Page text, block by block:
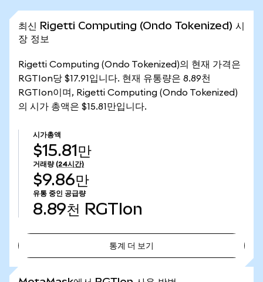
최신 Rigetti Computing (Ondo Tokenized) 시
장 정보
Rigetti Computing (Ondo Tokenized)의 현재 가격은
RGTIon당 $17.91입니다. 현재 유통량은 8.89천
RGTIon이며, Rigetti Computing (Ondo Tokenized)
의 시가 총액은 $15.81만입니다.
시가총액
$15.81만
거래량 (24시간)
$9.86만
유통 중인 공급량
8.89천 RGTIon
통계 더 보기